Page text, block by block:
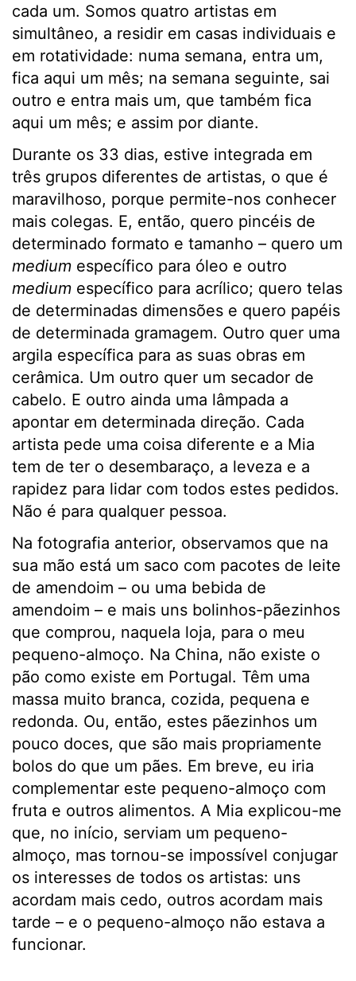
cada um. Somos quatro artistas em
simultâneo, a residir em casas individuais e
em rotatividade: numa semana, entra um,
fica aqui um mês; na semana seguinte, sai
outro e entra mais um, que também fica
aqui um mês; e assim por diante.
Durante os 33 dias, estive integrada em
três grupos diferentes de artistas, o que é
maravilhoso, porque permite-nos conhecer
mais colegas. E, então, quero pincéis de
determinado formato e tamanho – quero um
medium específico para óleo e outro
medium específico para acrílico; quero telas
de determinadas dimensões e quero papéis
de determinada gramagem. Outro quer uma
argila específica para as suas obras em
cerâmica. Um outro quer um secador de
cabelo. E outro ainda uma lâmpada a
apontar em determinada direção. Cada
artista pede uma coisa diferente e a Mia
tem de ter o desembaraço, a leveza e a
rapidez para lidar com todos estes pedidos.
Não é para qualquer pessoa.
Na fotografia anterior, observamos que na
sua mão está um saco com pacotes de leite
de amendoim – ou uma bebida de
amendoim – e mais uns bolinhos-pãezinhos
que comprou, naquela loja, para o meu
pequeno-almoço. Na China, não existe o
pão como existe em Portugal. Têm uma
massa muito branca, cozida, pequena e
redonda. Ou, então, estes pãezinhos um
pouco doces, que são mais propriamente
bolos do que um pães. Em breve, eu iria
complementar este pequeno-almoço com
fruta e outros alimentos. A Mia explicou-me
que, no início, serviam um pequeno-
almoço, mas tornou-se impossível conjugar
os interesses de todos os artistas: uns
acordam mais cedo, outros acordam mais
tarde – e o pequeno-almoço não estava a
funcionar.